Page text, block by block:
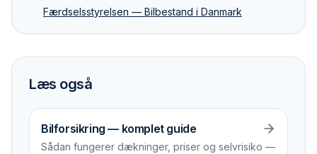
Færdselsstyrelsen — Bilbestand i Danmark
Læs også
Bilforsikring — komplet guide
Sådan fungerer dækninger, priser og selvrisiko —